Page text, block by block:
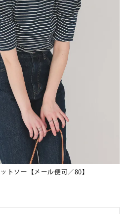
トソー【メール便可／80】